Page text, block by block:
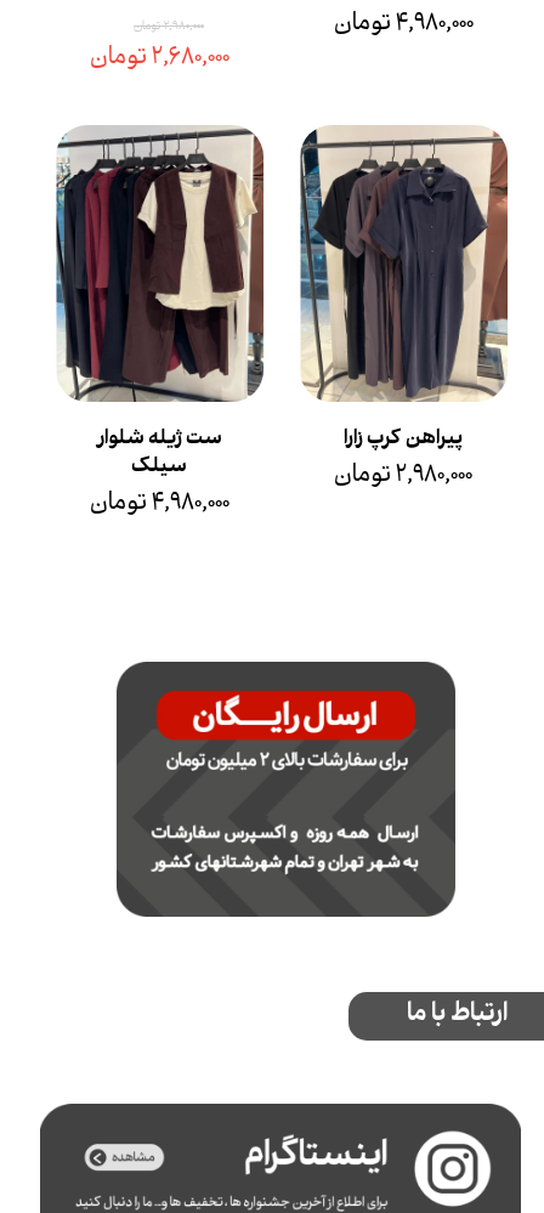
۴,۹۸۰,۰۰۰ تومان ۲,۹۸۰,۰۰۰ تومان
۲,۶۸۰,۰۰۰ تومان
پیراهن کرپ زارا
۲,۹۸۰,۰۰۰ تومان
ست ژیله شلوار
سیلک
۴,۹۸۰,۰۰۰ تومان
ارتباط با ما